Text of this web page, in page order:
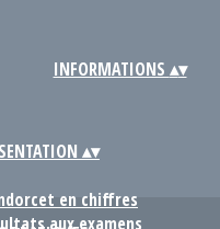
INFORMATIONS ▴▾
▴▾
en chiffres
aux examens